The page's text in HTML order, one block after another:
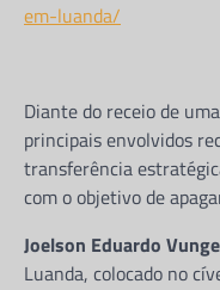
em-luanda/
Diante do receio de
principais envolvidos
transferência
com o objetivo de
Joelson Eduardo
Luanda, colocado no